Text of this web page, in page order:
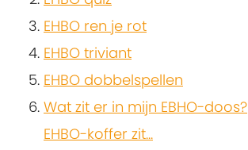
EHBO ren je rot
EHBO triviant
EHBO dobbelspellen
Wat zit er in mijn EBHO-doos?
EHBO-koffer zit...